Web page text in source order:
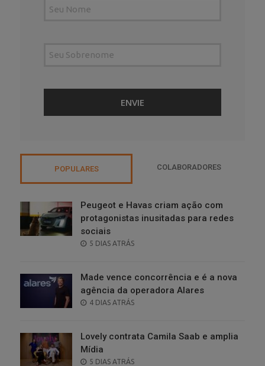
POPULARES COLABORADORES
Peugeot e Havas criam ação com
protagonistas inusitadas para redes
sociais
POSTED
5 DIAS ATRÁS
Made vence concorrência e é a nova
agência da operadora Alares
POSTED
4 DIAS ATRÁS
Lovely contrata Camila Saab e amplia
Mídia
POSTED
5 DIAS ATRÁS